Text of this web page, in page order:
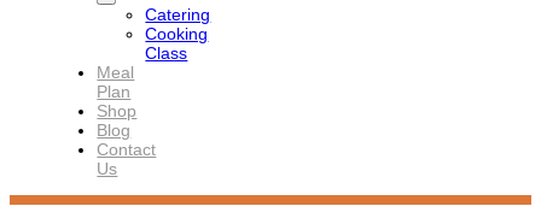
Catering
Cooking
Class
Meal
Plan
Shop
Blog
Contact
Us